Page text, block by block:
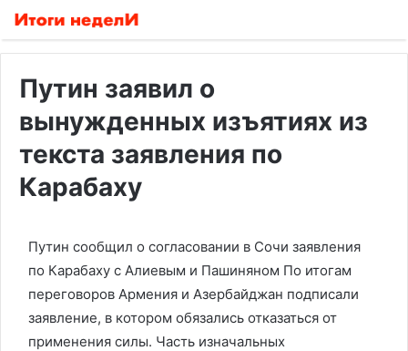
Путин заявил о
вынужденных изъятиях из
текста заявления по
Карабаху
Путин сообщил о согласовании в Сочи заявления
по Карабаху с Алиевым и Пашиняном По итогам
переговоров Армения и Азербайджан подписали
заявление, в котором обязались отказаться от
применения силы. Часть изначальных